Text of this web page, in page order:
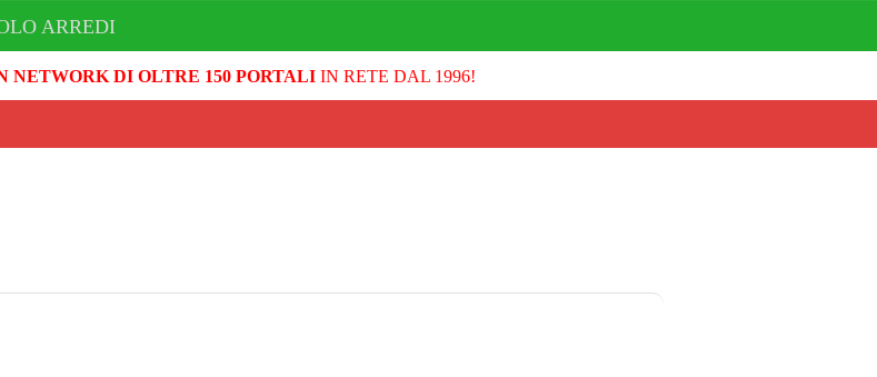
ARREDI
NETWORK DI OLTRE 150 PORTALIIN RETE DAL 1996!